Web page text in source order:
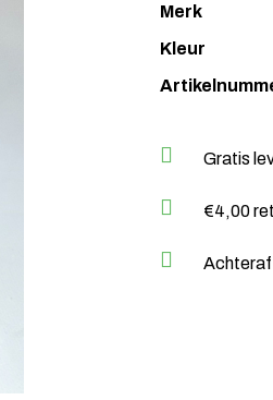
Merk
Kleur
Gratis
€4,00
Achteraf